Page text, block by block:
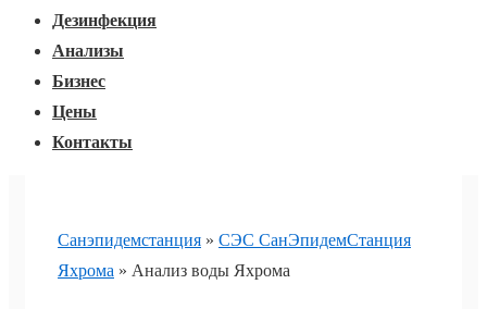
Дезинфекция
Анализы
Бизнес
Цены
Контакты
Санэпидемстанция » СЭС СанЭпидемСтанция
Яхрома » Анализ воды Яхрома